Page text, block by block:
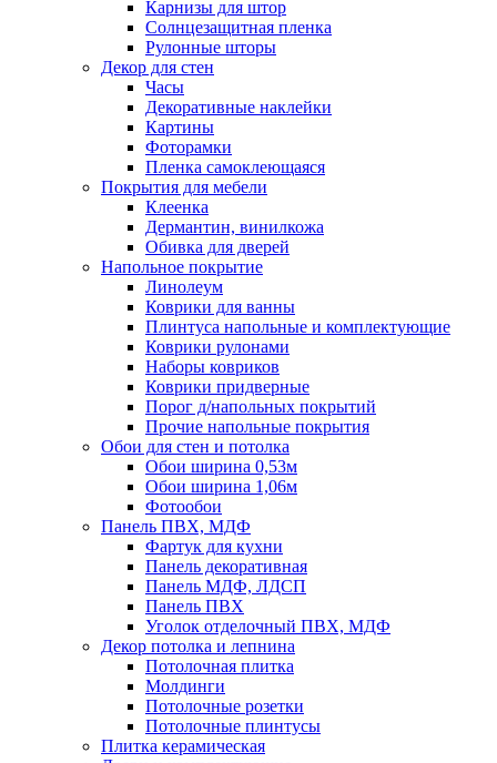
Карнизы для штор
Солнцезащитная пленка
Рулонные шторы
Декор для стен
Часы
Декоративные наклейки
Картины
Фоторамки
Пленка самоклеющаяся
Покрытия для мебели
Клеенка
Дермантин, винилкожа
Обивка для дверей
Напольное покрытие
Линолеум
Коврики для ванны
Плинтуса напольные и комплектующие
Коврики рулонами
Наборы ковриков
Коврики придверные
Порог д/напольных покрытий
Прочие напольные покрытия
Обои для стен и потолка
Обои ширина 0,53м
Обои ширина 1,06м
Фотообои
Панель ПВХ, МДФ
Фартук для кухни
Панель декоративная
Панель МДФ, ЛДСП
Панель ПВХ
Уголок отделочный ПВХ, МДФ
Декор потолка и лепнина
Потолочная плитка
Молдинги
Потолочные розетки
Потолочные плинтусы
Плитка керамическая